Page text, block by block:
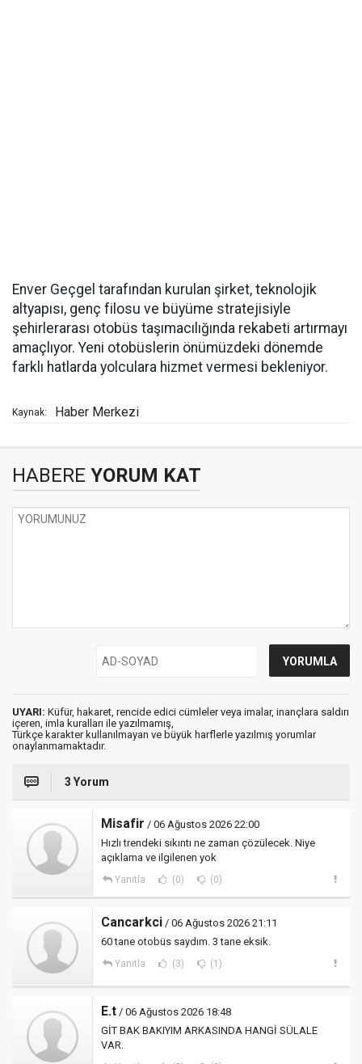
Enver Geçgel tarafından kurulan şirket, teknolojik
altyapısı, genç filosu ve büyüme stratejisiyle
şehirlerarası otobüs taşımacılığında rekabeti artırmayı
amaçlıyor. Yeni otobüslerin önümüzdeki dönemde
farklı hatlarda yolculara hizmet vermesi bekleniyor.
Kaynak: Haber Merkezi
HABERE YORUM KAT
UYARI: Küfür, hakaret, rencide edici cümleler veya imalar, inançlara saldırı
içeren, imla kuralları ile yazılmamış,
Türkçe karakter kullanılmayan ve büyük harflerle yazılmış yorumlar
onaylanmamaktadır.
3 Yorum
Misafir / 06 Ağustos 2026 22:00
Hızlı trendeki sıkıntı ne zaman çözülecek. Niye
açıklama ve ilgilenen yok
Yanıtla (0) (0)
Cancarkci / 06 Ağustos 2026 21:11
60 tane otobüs saydım. 3 tane eksik.
Yanıtla (3) (1)
E.t / 06 Ağustos 2026 18:48
GİT BAK BAKIYIM ARKASINDA HANGİ SÜLALE
VAR.